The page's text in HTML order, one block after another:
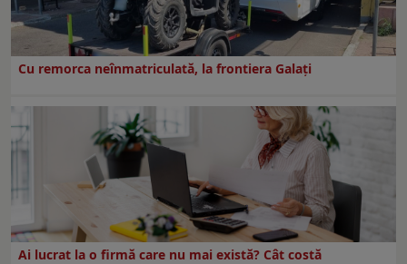
Cu remorca neînmatriculată, la frontiera Galați
Ai lucrat la o firmă care nu mai există? Cât costă